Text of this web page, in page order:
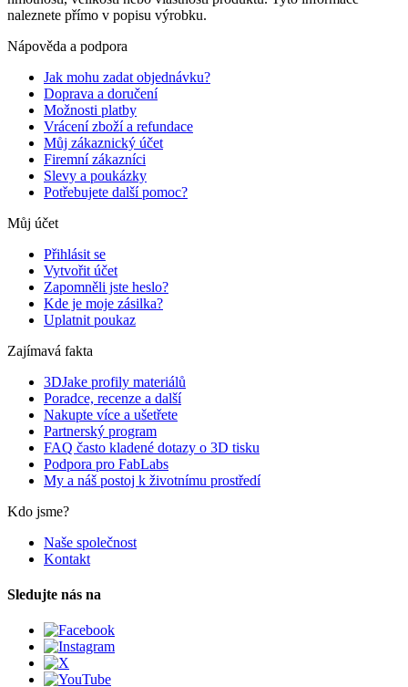
naleznete přímo v popisu výrobku.
Nápověda a podpora
Jak mohu zadat objednávku?
Doprava a doručení
Možnosti platby
Vrácení zboží a refundace
Můj zákaznický účet
Firemní zákazníci
Slevy a poukázky
Potřebujete další pomoc?
Můj účet
Přihlásit se
Vytvořit účet
Zapomněli jste heslo?
Kde je moje zásilka?
Uplatnit poukaz
Zajímavá fakta
3DJake profily materiálů
Poradce, recenze a další
Nakupte více a ušetřete
Partnerský program
FAQ často kladené dotazy o 3D tisku
Podpora pro FabLabs
My a náš postoj k životnímu prostředí
Kdo jsme?
Naše společnost
Kontakt
Sledujte nás na